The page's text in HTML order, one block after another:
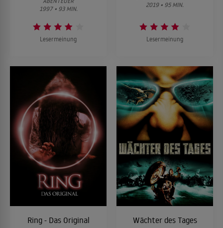
1997 • 93 MIN.
Lesermeinung
2019 • 95 MIN.
Lesermeinung
Ring - Das Original Wächter des Tages